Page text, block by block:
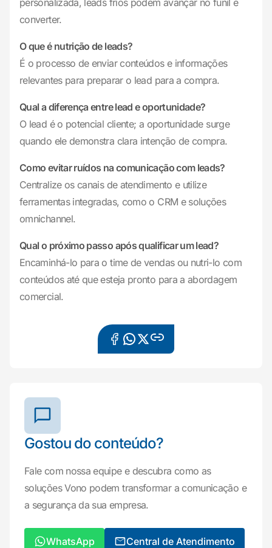
personalizada, leads frios podem avançar no funil e
converter.
O que é nutrição de leads?
É o processo de enviar conteúdos e informações
relevantes para preparar o lead para a compra.
Qual a diferença entre lead e oportunidade?
O lead é o potencial cliente; a oportunidade surge
quando ele demonstra clara intenção de compra.
Como evitar ruídos na comunicação com leads?
Centralize os canais de atendimento e utilize
ferramentas integradas, como o CRM e soluções
omnichannel.
Qual o próximo passo após qualificar um lead?
Encaminhá-lo para o time de vendas ou nutri-lo com
conteúdos até que esteja pronto para a abordagem
comercial.
Gostou do conteúdo?
Fale com nossa equipe e descubra como as
soluções Vono podem transformar a comunicação e
a segurança da sua empresa.
WhatsApp Central de Atendimento